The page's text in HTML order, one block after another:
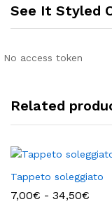
See It Styled
No access token
Related
Tappeto soleggiato
7,00€ - 34,50€